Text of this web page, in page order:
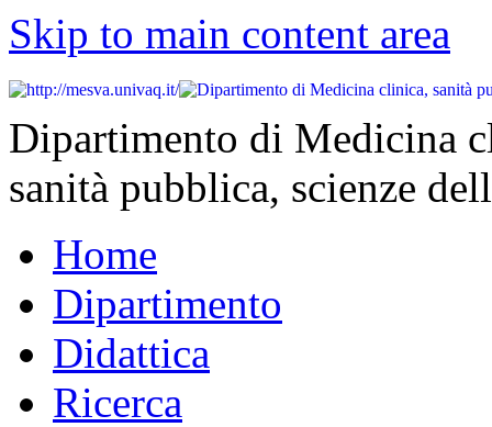
Skip to main content area
Dipartimento di Medicina
sanità pubblica, scienze
Home
Dipartimento
Didattica
Ricerca